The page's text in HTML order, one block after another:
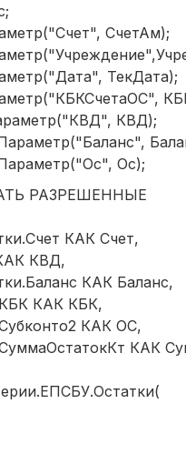
СчетАм);
ТекДата);
КВД);
Ос);
РАЗРЕШЕННЫЕ
КАК Счет,
КВД,
КАК Баланс,
КАК КБК,
КАК ОС,
КАК